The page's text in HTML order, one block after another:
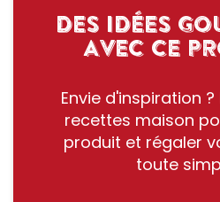
DES IDÉES
AVEC CE
Envie d'inspiration
recettes maison
produit et régaler
toute